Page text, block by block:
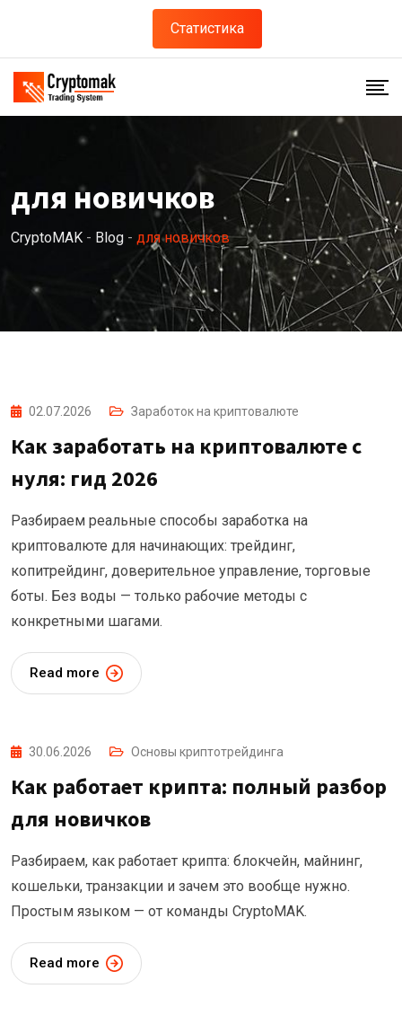
content
Статистика
для новичков
CryptoMAK - Blog - для новичков
02.07.2026 Заработок на криптовалюте
Как заработать на криптовалюте с
нуля: гид 2026
Разбираем реальные способы заработка на
криптовалюте для начинающих: трейдинг,
копитрейдинг, доверительное управление, торговые
боты. Без воды — только рабочие методы с
конкретными шагами.
Read more
30.06.2026 Основы криптотрейдинга
Как работает крипта: полный разбор
для новичков
Разбираем, как работает крипта: блокчейн, майнинг,
кошельки, транзакции и зачем это вообще нужно.
Простым языком — от команды CryptoMAK.
Read more